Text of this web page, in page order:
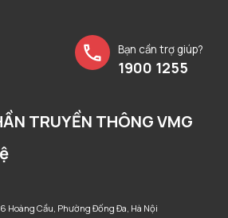
Bạn cần trợ giúp?
1900 1255
TRUYỀN THÔNG VMG
Hoàng Cầu, Phường Đống Đa, Hà Nội